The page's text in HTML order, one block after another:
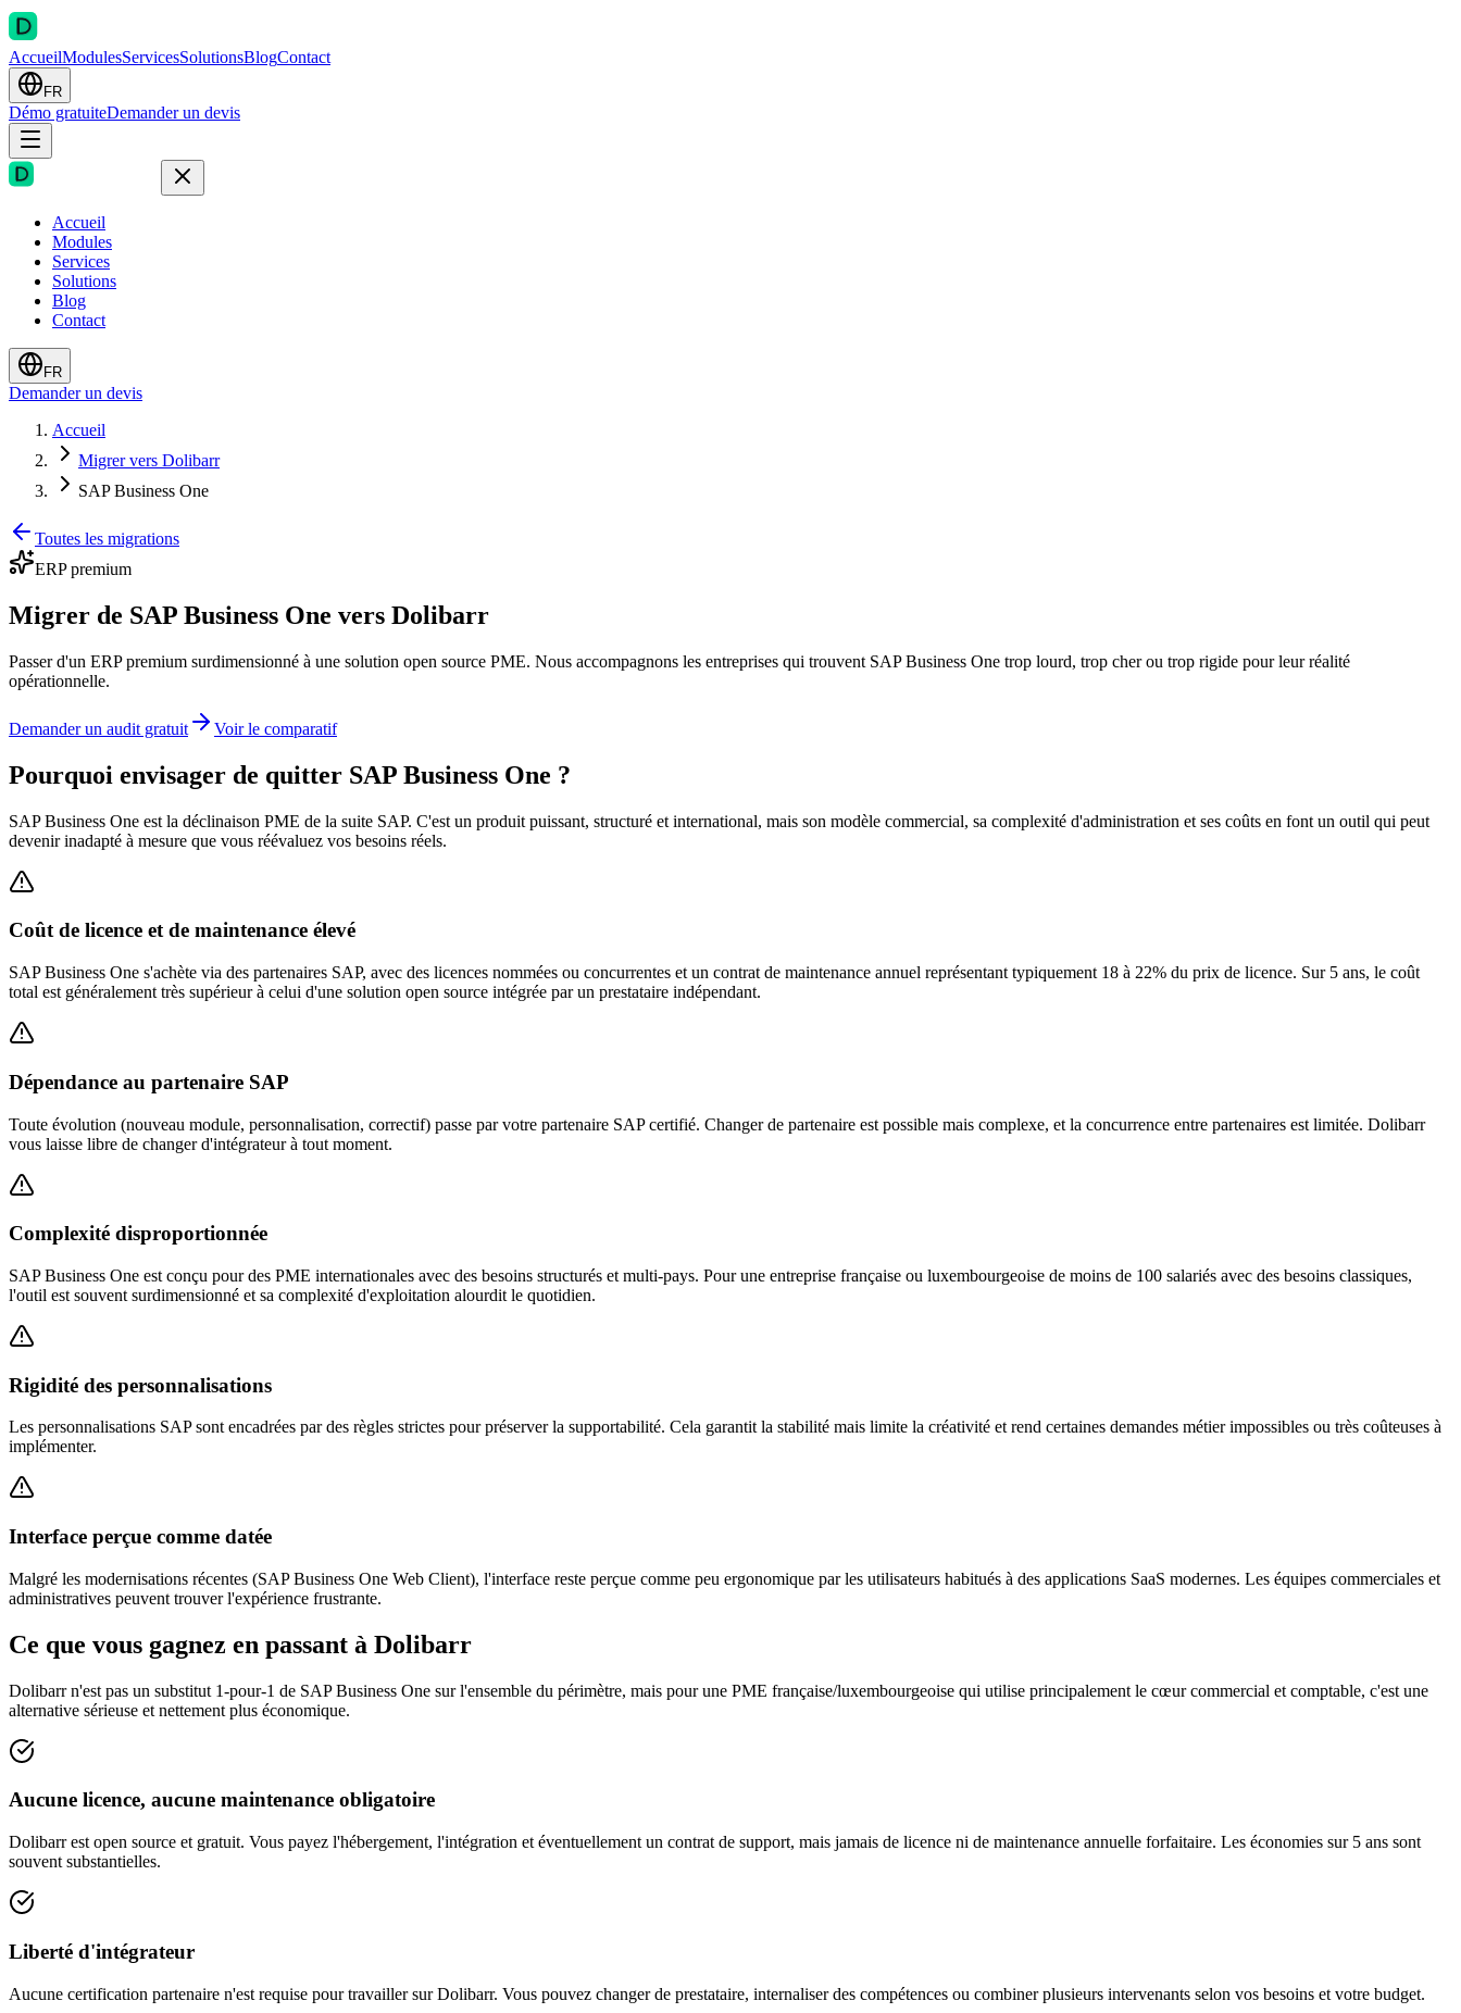
AccueilModulesServicesSolutionsBlogContact
FR
Démo gratuiteDemander un devis
Accueil
Modules
Services
Solutions
Blog
Contact
FR
Demander un devis
Accueil
Migrer vers Dolibarr
SAP Business One
Toutes les migrations
ERP premium
Migrer de SAP Business One vers Dolibarr
Passer d'un ERP premium surdimensionné à une solution open source PME. Nous accompagnons les entreprises qui trouvent SAP Business One trop lourd, trop cher ou trop rigide pour leur réalité
opérationnelle.
Demander un audit gratuit Voir le comparatif
Pourquoi envisager de quitter SAP Business One ?
SAP Business One est la déclinaison PME de la suite SAP. C'est un produit puissant, structuré et international, mais son modèle commercial, sa complexité d'administration et ses coûts en font un outil qui peut
devenir inadapté à mesure que vous réévaluez vos besoins réels.
Coût de licence et de maintenance élevé
SAP Business One s'achète via des partenaires SAP, avec des licences nommées ou concurrentes et un contrat de maintenance annuel représentant typiquement 18 à 22% du prix de licence. Sur 5 ans, le coût
total est généralement très supérieur à celui d'une solution open source intégrée par un prestataire indépendant.
Dépendance au partenaire SAP
Toute évolution (nouveau module, personnalisation, correctif) passe par votre partenaire SAP certifié. Changer de partenaire est possible mais complexe, et la concurrence entre partenaires est limitée. Dolibarr
vous laisse libre de changer d'intégrateur à tout moment.
Complexité disproportionnée
SAP Business One est conçu pour des PME internationales avec des besoins structurés et multi-pays. Pour une entreprise française ou luxembourgeoise de moins de 100 salariés avec des besoins classiques,
l'outil est souvent surdimensionné et sa complexité d'exploitation alourdit le quotidien.
Rigidité des personnalisations
Les personnalisations SAP sont encadrées par des règles strictes pour préserver la supportabilité. Cela garantit la stabilité mais limite la créativité et rend certaines demandes métier impossibles ou très coûteuses à
implémenter.
Interface perçue comme datée
Malgré les modernisations récentes (SAP Business One Web Client), l'interface reste perçue comme peu ergonomique par les utilisateurs habitués à des applications SaaS modernes. Les équipes commerciales et
administratives peuvent trouver l'expérience frustrante.
Ce que vous gagnez en passant à Dolibarr
Dolibarr n'est pas un substitut 1-pour-1 de SAP Business One sur l'ensemble du périmètre, mais pour une PME française/luxembourgeoise qui utilise principalement le cœur commercial et comptable, c'est une
alternative sérieuse et nettement plus économique.
Aucune licence, aucune maintenance obligatoire
Dolibarr est open source et gratuit. Vous payez l'hébergement, l'intégration et éventuellement un contrat de support, mais jamais de licence ni de maintenance annuelle forfaitaire. Les économies sur 5 ans sont
souvent substantielles.
Liberté d'intégrateur
Aucune certification partenaire n'est requise pour travailler sur Dolibarr. Vous pouvez changer de prestataire, internaliser des compétences ou combiner plusieurs intervenants selon vos besoins et votre budget.